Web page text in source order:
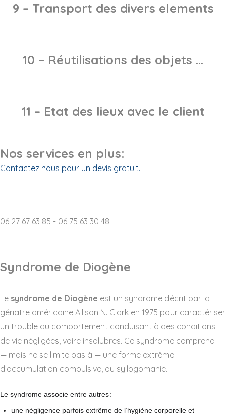
9 – Transport des divers elements
10 – Réutilisations des objets …
11 – Etat des lieux avec le client
Nos services en plus:
Contactez nous pour un devis gratuit.
06 27 67 63 85 - 06 75 63 30 48
Syndrome de Diogène
Le syndrome de Diogène est un syndrome décrit par la
gériatre américaine Allison N. Clark en 1975 pour caractériser
un trouble du comportement conduisant à des conditions
de vie négligées, voire insalubres. Ce syndrome comprend
— mais ne se limite pas à — une forme extrême
d’accumulation compulsive, ou syllogomanie.
Le syndrome associe entre autres:
une négligence parfois extrême de l’hygiène corporelle et